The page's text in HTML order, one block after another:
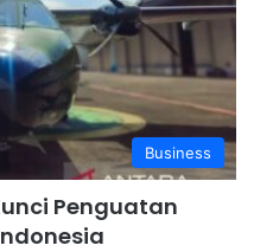
Business
Penguatan